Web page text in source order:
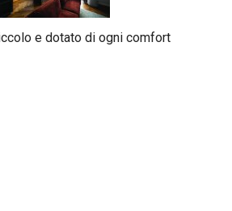
e dotato di ogni comfort